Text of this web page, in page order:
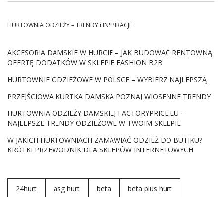
elegancję, jak i codzienny komfort.
body damskie basic
i klasyczne kolory, które stanowią solidną bazę do
tworzenia różnorodnych stylizacji. Każdy element kolekcji
został starannie zaprojektowany z myślą o prostocie, ale
jednocześnie z dbałością o detale, co sprawia, że ubrania
te są nie tylko funkcjonalne, ale również estetyczne.
Niezależnie od sytuacji, czy to spotkanie biznesowe,
wieczorne wyjście czy relaksujący dzień na mieście,body
do każdej okoliczności. Odkryj ponadczasową elegancję i
wygodę w jednym miejscu dzięki kolekcji „Basic” –
HURTOWNIA ODZIEŻY – TRENDY i INSPIRACJE
AKCESORIA DAMSKIE W HURCIE – JAK BUDOWAĆ RENTOWNĄ
OFERTĘ DODATKÓW W SKLEPIE FASHION B2B
HURTOWNIE ODZIEŻOWE W POLSCE – WYBIERZ NAJLEPSZĄ
PRZEJŚCIOWA KURTKA DAMSKA POZNAJ WIOSENNE TRENDY
HURTOWNIA ODZIEŻY DAMSKIEJ FACTORYPRICE.EU –
NAJLEPSZE TRENDY ODZIEŻOWE W TWOIM SKLEPIE
W JAKICH HURTOWNIACH ZAMAWIAĆ ODZIEŻ DO BUTIKU?
KRÓTKI PRZEWODNIK DLA SKLEPÓW INTERNETOWYCH
24hurt asg hurt beta beta plus hurt